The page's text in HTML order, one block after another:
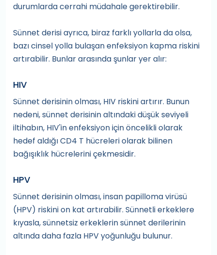
durumlarda cerrahi müdahale gerektirebilir.
Sünnet derisi ayrıca, biraz farklı yollarla da olsa,
bazı cinsel yolla bulaşan enfeksiyon kapma riskini
artırabilir. Bunlar arasında şunlar yer alır:
HIV
Sünnet derisinin olması, HIV riskini artırır. Bunun
nedeni, sünnet derisinin altındaki düşük seviyeli
iltihabın, HIV'in enfeksiyon için öncelikli olarak
hedef aldığı CD4 T hücreleri olarak bilinen
bağışıklık hücrelerini çekmesidir.
HPV
Sünnet derisinin olması, insan papilloma virüsü
(HPV) riskini on kat artırabilir. Sünnetli erkeklere
kıyasla, sünnetsiz erkeklerin sünnet derilerinin
altında daha fazla HPV yoğunluğu bulunur.